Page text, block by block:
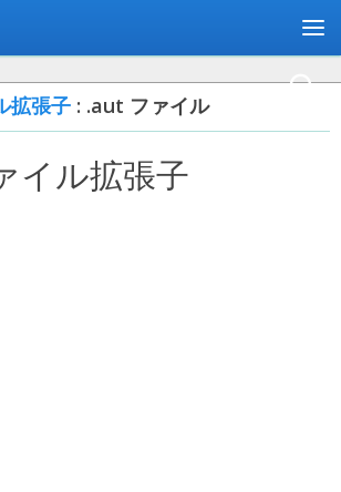
拡張子 : .aut ファイル
イル拡張子